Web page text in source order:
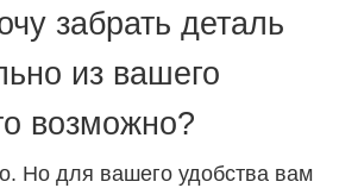
забрать деталь
из вашего
возможно?
Но для вашего удобства вам